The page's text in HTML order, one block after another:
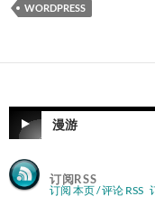
WORDPRESS
漫游
订阅RSS
订阅 本页 / 评论 RSS